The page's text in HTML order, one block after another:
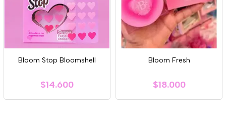
Bloom Stop Bloomshell
$14.600
Bloom Fresh
$18.000